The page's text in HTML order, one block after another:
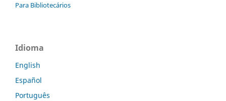
Para Bibliotecários
Idioma
English
Español
Português